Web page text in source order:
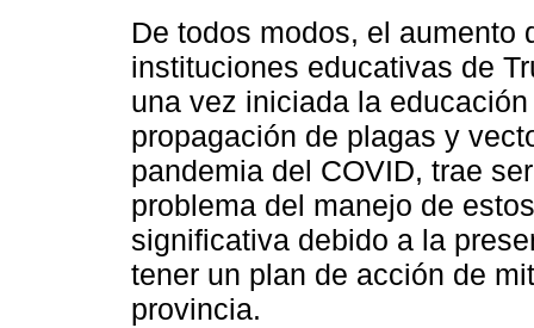
De todos modos, el aumento
instituciones educativas de
una vez iniciada la
propagación de plagas y
pandemia del COVID, trae
problema del manejo de
significativa debido a la
tener un plan de acción de
provincia.